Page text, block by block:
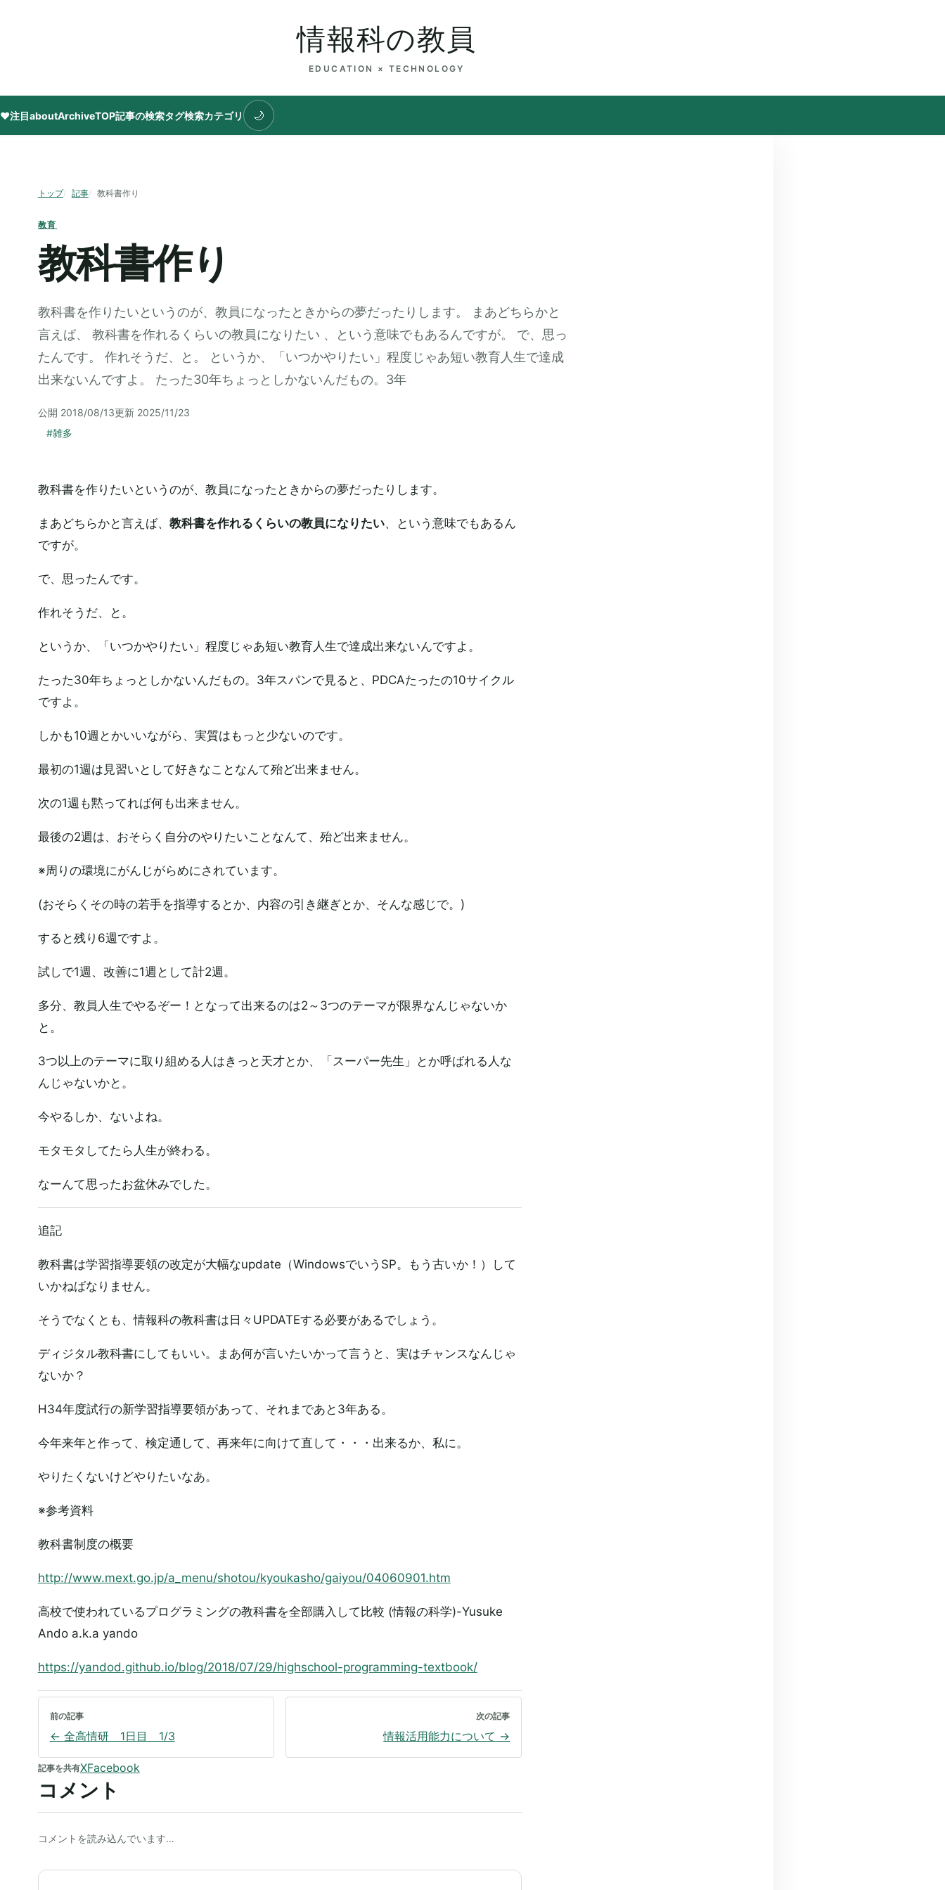
情報科の教員
EDUCATION × TECHNOLOGY
♥注目aboutArchiveTOP記事の検索タグ検索カテゴリ 🌙
トップ 記事 教科書作り
教育
教科書作り
教科書を作りたいというのが、教員になったときからの夢だったりします。 まあどちらかと
言えば、 教科書を作れるくらいの教員になりたい 、という意味でもあるんですが。 で、思っ
たんです。 作れそうだ、と。 というか、「いつかやりたい」程度じゃあ短い教育人生で達成
出来ないんですよ。 たった30年ちょっとしかないんだもの。3年
公開 2018/08/13更新 2025/11/23
#雑多
教科書を作りたいというのが、教員になったときからの夢だったりします。
まあどちらかと言えば、 教科書を作れるくらいの教員になりたい、という意味でもあるん
ですが。
で、思ったんです。
作れそうだ、と。
というか、「いつかやりたい」程度じゃあ短い教育人生で達成出来ないんですよ。
たった30年ちょっとしかないんだもの。3年スパンで見ると、PDCAたったの10サイクル
ですよ。
しかも10週とかいいながら、実質はもっと少ないのです。
最初の1週は見習いとして好きなことなんて殆ど出来ません。
次の1週も黙ってれば何も出来ません。
最後の2週は、おそらく自分のやりたいことなんて、殆ど出来ません。
※周りの環境にがんじがらめにされています。
(おそらくその時の若手を指導するとか、内容の引き継ぎとか、そんな感じで。)
すると残り6週ですよ。
試しで1週、改善に1週として計2週。
多分、教員人生でやるぞー！となって出来るのは2～3つのテーマが限界なんじゃないか
と。
3つ以上のテーマに取り組める人はきっと天才とか、「スーパー先生」とか呼ばれる人な
んじゃないかと。
今やるしか、ないよね。
モタモタしてたら人生が終わる。
なーんて思ったお盆休みでした。
追記
教科書は学習指導要領の改定が大幅なupdate（WindowsでいうSP。もう古いか！）して
いかねばなりません。
そうでなくとも、情報科の教科書は日々UPDATEする必要があるでしょう。
ディジタル教科書にしてもいい。まあ何が言いたいかって言うと、実はチャンスなんじゃ
ないか？
H34年度試行の新学習指導要領があって、それまであと3年ある。
今年来年と作って、検定通して、再来年に向けて直して・・・出来るか、私に。
やりたくないけどやりたいなあ。
※参考資料
教科書制度の概要
http://www.mext.go.jp/a_menu/shotou/kyoukasho/gaiyou/04060901.htm
高校で使われているプログラミングの教科書を全部購入して比較 (情報の科学)-Yusuke
Ando a.k.a yando
https://yandod.github.io/blog/2018/07/29/highschool-programming-textbook/
前の記事
← 全高情研 1日目 1/3
次の記事
情報活用能力について →
記事を共有XFacebook
コメント
コメントを読み込んでいます…